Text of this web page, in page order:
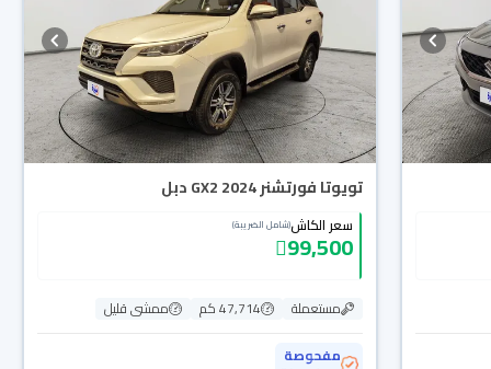
تويوتا فورتشنر GX2 2024 دبل
سعر الكاش(شامل الضريبة)
99,500
مستعملة 47,714 كم
ممشى قليل
مفحوصة